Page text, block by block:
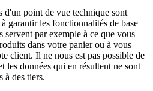
d'un point de vue technique sont
garantir les fonctionnalités de base
servent par exemple à ce que vous
dans votre panier ou à vous
client. Il ne nous est pas possible de
les données qui en résultent ne sont
à des tiers.